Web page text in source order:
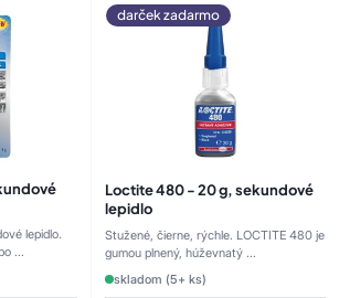
lepidlo.
...
darček zadarmo
Loctite 480 - 20 g, sekundové
lepidlo
Stužené, čierne, rýchle. LOCTITE 480 je
gumou plnený, húževnatý ...
skladom (5+ ks)